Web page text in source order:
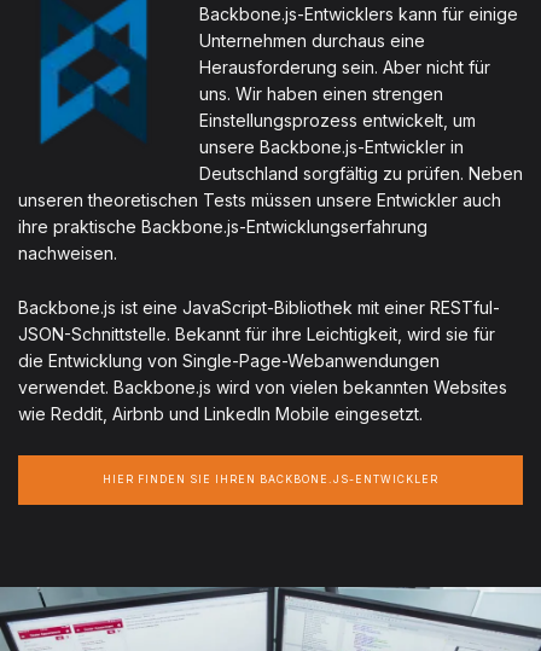
Backbone.js-Entwicklers kann für einige
Unternehmen durchaus eine
Herausforderung sein. Aber nicht für
uns. Wir haben einen strengen
Einstellungsprozess entwickelt, um
unsere Backbone.js-Entwickler in
Deutschland sorgfältig zu prüfen. Neben
unseren theoretischen Tests müssen unsere Entwickler auch
ihre praktische Backbone.js-Entwicklungserfahrung
nachweisen.
Backbone.js ist eine JavaScript-Bibliothek mit einer RESTful-
JSON-Schnittstelle. Bekannt für ihre Leichtigkeit, wird sie für
die Entwicklung von Single-Page-Webanwendungen
verwendet. Backbone.js wird von vielen bekannten Websites
wie Reddit, Airbnb und LinkedIn Mobile eingesetzt.
HIER FINDEN SIE IHREN BACKBONE.JS-ENTWICKLER